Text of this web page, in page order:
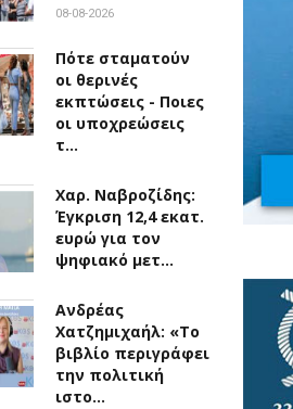
08-08-2026
Πότε σταματούν
οι θερινές
εκπτώσεις - Ποιες
οι υποχρεώσεις
τ…
Χαρ. Ναβροζίδης:
Έγκριση 12,4 εκατ.
ευρώ για τον
ψηφιακό μετ…
Ανδρέας
Χατζημιχαήλ: «Το
βιβλίο περιγράφει
την πολιτική
ιστο…